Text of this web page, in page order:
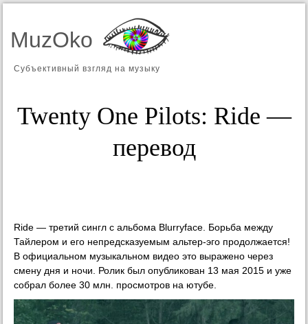
MuzOko
Субъективный взгляд на музыку
Twenty One Pilots: Ride —
перевод
Ride — третий сингл с альбома Blurryface. Борьба между
Тайлером и его непредсказуемым альтер-эго продолжается!
В официальном музыкальном видео это выражено через
смену дня и ночи. Ролик был опубликован 13 мая 2015 и уже
собрал более 30 млн. просмотров на ютубе.